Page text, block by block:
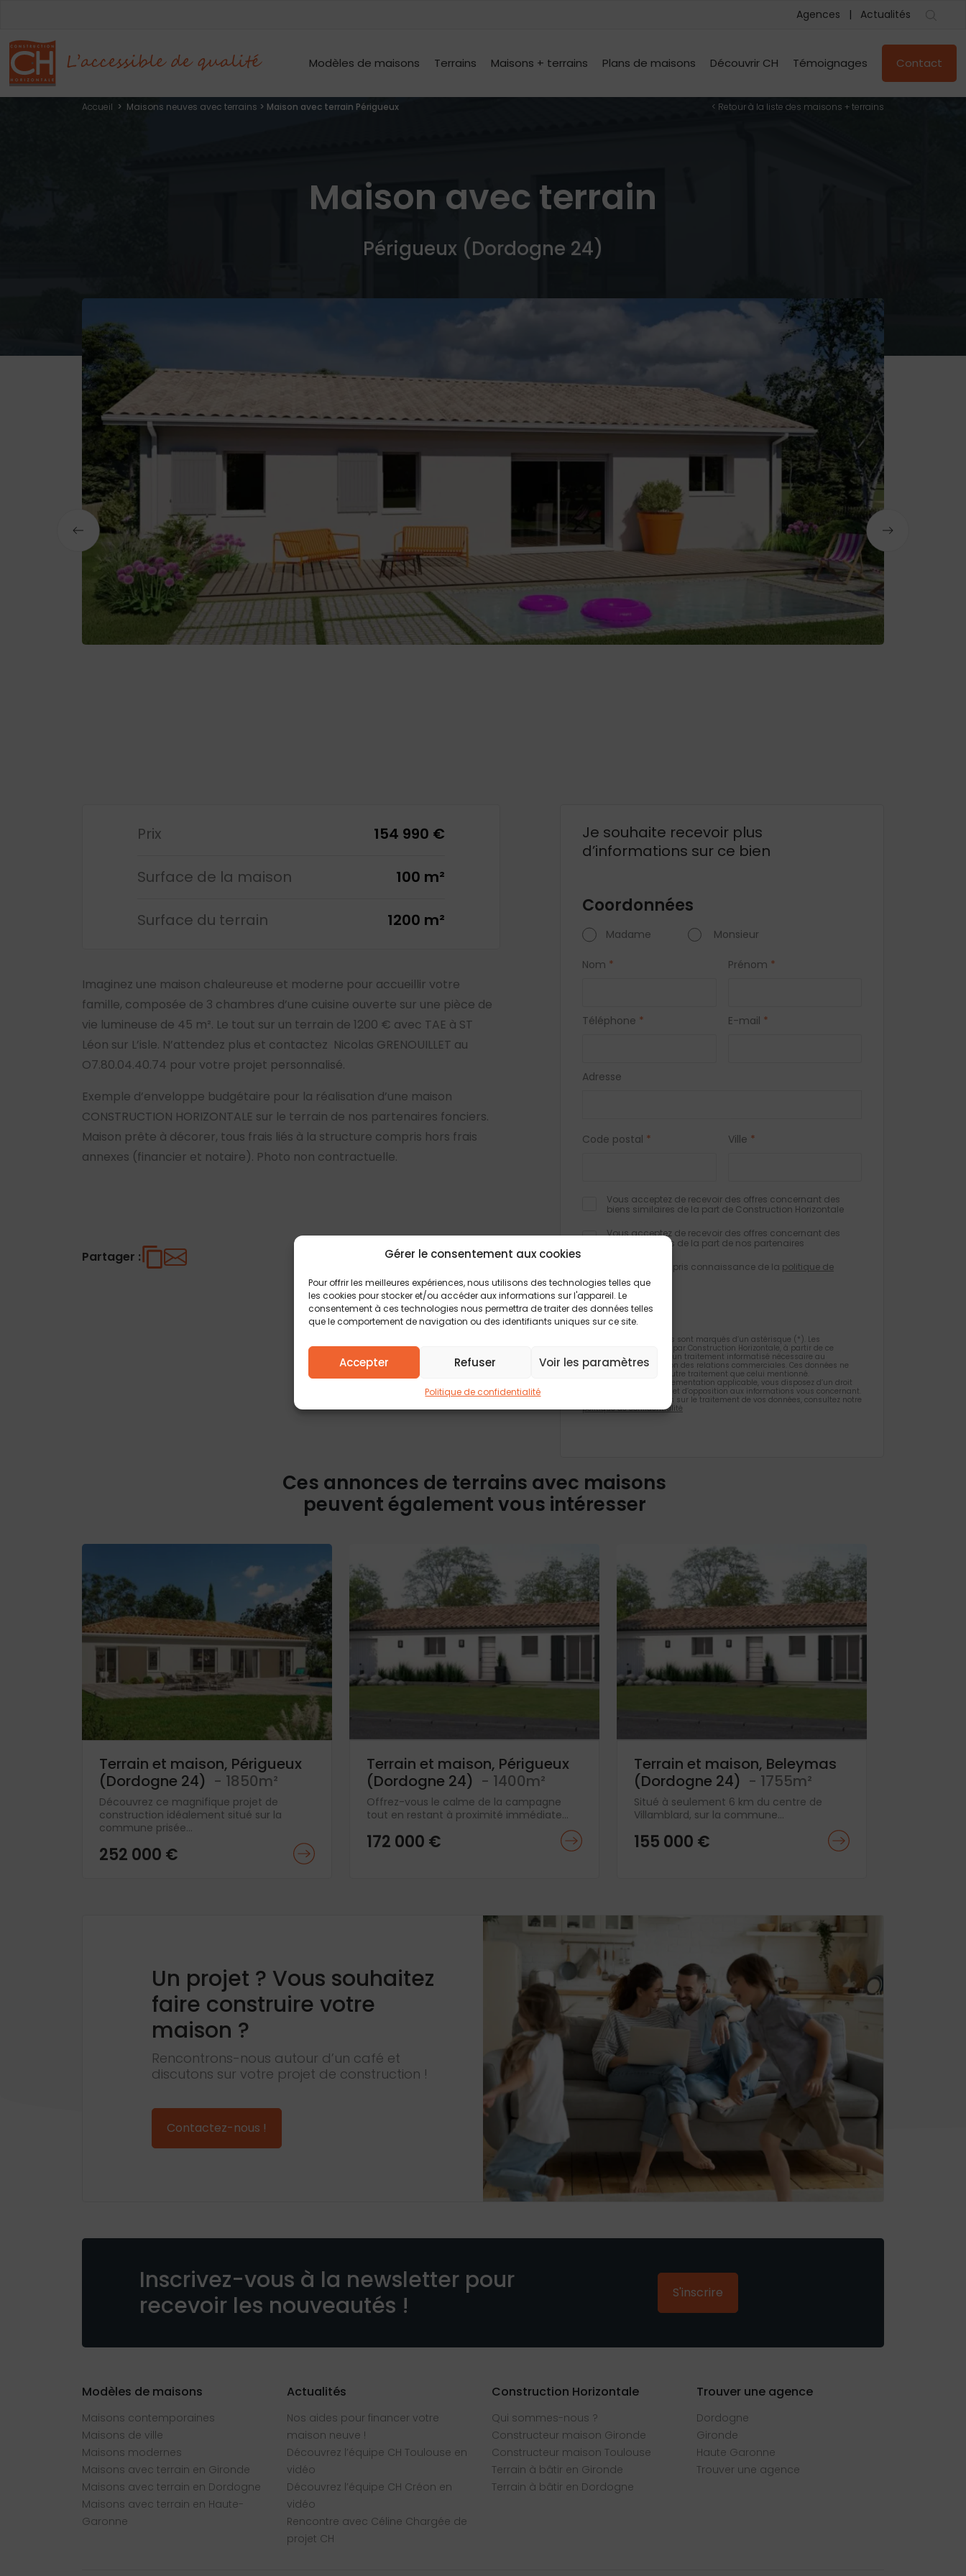
Gérer le consentement aux cookies
Pour offrir les meilleures expériences, nous utilisons des technologies telles que
les cookies pour stocker et/ou accéder aux informations sur l'appareil. Le
consentement à ces technologies nous permettra de traiter des données telles
que le comportement de navigation ou des identifiants uniques sur ce site.
Accepter Refuser Voir les paramètres
Politique de confidentialité
Agences Actualités
Modèles de maisons Terrains Maisons + terrains Plans de maisons Découvrir CH Témoignages Contact
Accueil > Maisons neuves avec terrains > Maison avec terrain Périgueux < Retour à la liste des maisons + terrains
Maison avec terrain
Périgueux (Dordogne 24)
Prix 154 990 €
Surface de la maison 100 m²
Surface du terrain 1200 m²
Imaginez une maison chaleureuse et moderne pour accueillir votre
famille, composée de 3 chambres d’une cuisine ouverte sur une pièce de
vie lumineuse de 45 m². Le tout sur un terrain de 1200 € avec TAE à ST
Léon sur L’isle. N’attendez plus et contactez Nicolas GRENOUILLET au
O7.80.04.40.74 pour votre projet personnalisé.
Exemple d’enveloppe budgétaire pour la réalisation d’une maison
CONSTRUCTION HORIZONTALE sur le terrain de nos partenaires fonciers.
Maison prête à décorer, tous frais liés à la structure compris hors frais
annexes (financier et notaire). Photo non contractuelle.
Partager :
Je souhaite recevoir plus
d’informations sur ce bien
Coordonnées
Madame Monsieur
Nom * Prénom *
Téléphone * E-mail *
Adresse
Code postal * Ville *
Vous acceptez de recevoir des offres concernant des
biens similaires de la part de Construction Horizontale
Vous acceptez de recevoir des offres concernant des
biens similaires de la part de nos partenaires
Je valide avoir pris connaissance de la politique de
confidentialité
Les champs obligatoires sont marqués d’un astérisque (*). Les
informations recueillies par Construction Horizontale, à partir de ce
formulaire, font l’objet d’un traitement informatisé nécessaire au
traitement et à la gestion des relations commerciales. Ces données ne
feront pas l’objet d’un autre traitement que celui mentionné.
Conformément à la règlementation applicable, vous disposez d’un droit
d’accès, de rectification et d’opposition aux informations vous concernant.
Pour plus d’informations sur le traitement de vos données, consultez notre
politique de confidentialité
Ces annonces de terrains avec maisons
peuvent également vous intéresser
Terrain et maison, Périgueux
(Dordogne 24) - 1850m²
Découvrez ce magnifique projet de
construction idéalement situé sur la
commune prisée...
252 000 €
Terrain et maison, Périgueux
(Dordogne 24) - 1400m²
Offrez-vous le calme de la campagne
tout en restant à proximité immédiate...
172 000 €
Terrain et maison, Beleymas
(Dordogne 24) - 1755m²
Situé à seulement 6 km du centre de
Villamblard, sur la commune...
155 000 €
Un projet ? Vous souhaitez
faire construire votre
maison ?
Rencontrons-nous autour d’un café et
discutons sur votre projet de construction !
Contactez-nous !
Inscrivez-vous à la newsletter pour
recevoir les nouveautés !
S'inscrire
Modèles de maisons
Maisons contemporaines
Maisons de ville
Maisons modernes
Maisons avec terrain en Gironde
Maisons avec terrain en Dordogne
Maisons avec terrain en Haute-
Garonne
Actualités
Nos aides pour financer votre
maison neuve !
Découvrez l’équipe CH Toulouse en
vidéo
Découvrez l’équipe CH Créon en
vidéo
Rencontre avec Céline Chargée de
projet CH
Construction Horizontale
Qui sommes-nous ?
Constructeur maison Gironde
Constructeur maison Toulouse
Terrain à bâtir en Gironde
Terrain à bâtir en Dordogne
Trouver une agence
Dordogne
Gironde
Haute Garonne
Trouver une agence